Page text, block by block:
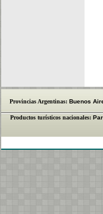
Provincias Argentinas: Buenos
Productos turísticos nacionales: